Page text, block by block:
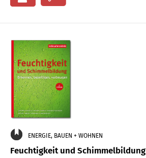
ENERGIE, BAUEN + WOHNEN
Feuchtigkeit und Schimmelbildung